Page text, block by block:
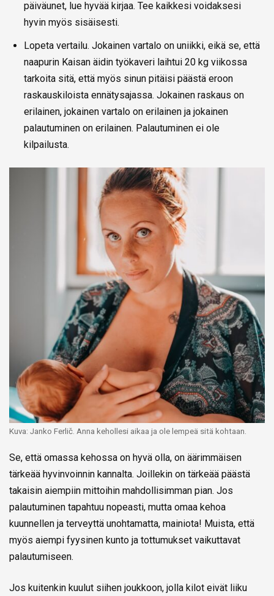
päiväunet, lue hyvää kirjaa. Tee kaikkesi voidaksesi
hyvin myös sisäisesti.
Lopeta vertailu. Jokainen vartalo on uniikki, eikä se, että
naapurin Kaisan äidin työkaveri laihtui 20 kg viikossa
tarkoita sitä, että myös sinun pitäisi päästä eroon
raskauskiloista ennätysajassa. Jokainen raskaus on
erilainen, jokainen vartalo on erilainen ja jokainen
palautuminen on erilainen. Palautuminen ei ole
kilpailusta.
Kuva: Janko Ferlič. Anna kehollesi aikaa ja ole lempeä sitä kohtaan.
Se, että omassa kehossa on hyvä olla, on äärimmäisen
tärkeää hyvinvoinnin kannalta. Joillekin on tärkeää päästä
takaisin aiempiin mittoihin mahdollisimman pian. Jos
palautuminen tapahtuu nopeasti, mutta omaa kehoa
kuunnellen ja terveyttä unohtamatta, mainiota! Muista, että
myös aiempi fyysinen kunto ja tottumukset vaikuttavat
palautumiseen.
Jos kuitenkin kuulut siihen joukkoon, jolla kilot eivät liiku